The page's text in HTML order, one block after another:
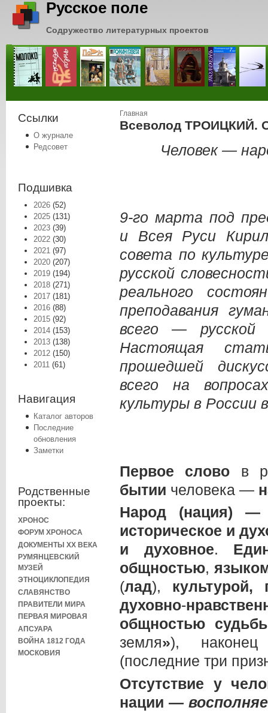
Русское поле
Содружество литературных проектов
Ссылки
О журнале
Редсовет
Подшивка
2026 (52)
2025 (131)
2023 (39)
2022 (30)
2021 (97)
2020 (207)
2019 (194)
2018 (271)
2017 (181)
2016 (88)
2015 (92)
2014 (153)
2013 (138)
2012 (150)
2011 (61)
Навигация
Каталог авторов
Последние
обновления
Заметки
Родственные
проекты:
ХРОНОС
ФОРУМ ХРОНОСА
ДОКУМЕНТЫ XX ВЕКА
РУМЯНЦЕВСКИЙ
МУЗЕЙ
ЭТНОЦИКЛОПЕДИЯ
СЛАВЯНСТВО
ПРАВИТЕЛИ МИРА
ПЕРВАЯ МИРОВАЯ
АПСУАРА
ВОЙНА 1812 ГОДА
МОСКОВИЯ
Вы здесь
Главная
Всеволод ТРОИЦКИЙ.
Человек —
9-го марта под
и Всея Руси
совета по
русской
реального
преподавания
всего — русской
Настоящая
прошедшей
всего на
культуры в России
Первое слово в
бытии человека —
Народ (нация) —
историческое и
и духовное.
общностью,
(лад), культурой,
духовно-
общностью
земля»),
(последние три
Отсутствие у
нации —